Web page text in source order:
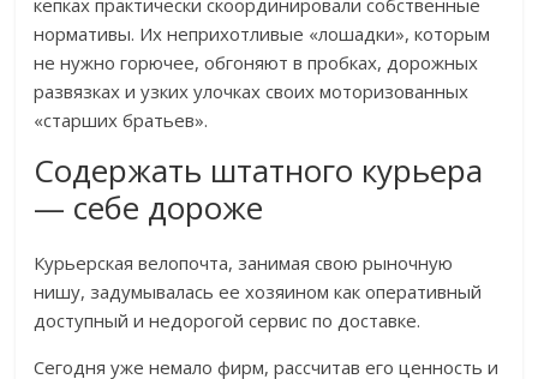
кепках практически скоординировали собственные
нормативы. Их неприхотливые «лошадки», которым
не нужно горючее, обгоняют в пробках, дорожных
развязках и узких улочках своих моторизованных
«старших братьев».
Содержать штатного курьера
— себе дороже
Курьерская велопочта, занимая свою рыночную
нишу, задумывалась ее хозяином как оперативный
доступный и недорогой сервис по доставке.
Сегодня уже немало фирм, рассчитав его ценность и